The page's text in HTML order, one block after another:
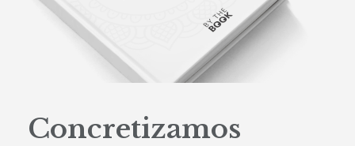
Concretizamos